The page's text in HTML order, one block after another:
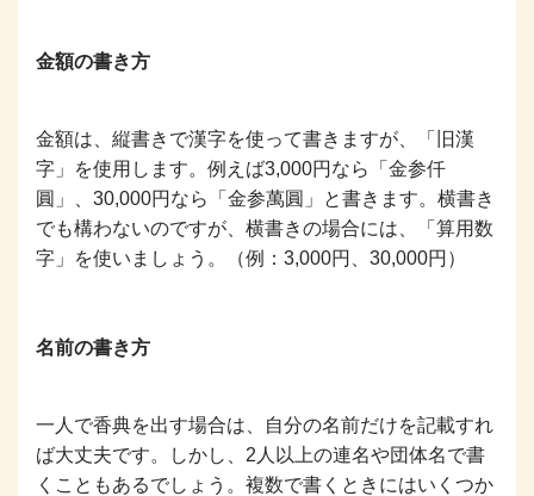
金額の書き方
金額は、縦書きで漢字を使って書きますが、「旧漢
字」を使用します。例えば3,000円なら「金参仟
圓」、30,000円なら「金参萬圓」と書きます。横書き
でも構わないのですが、横書きの場合には、「算用数
字」を使いましょう。（例：3,000円、30,000円）
名前の書き方
一人で香典を出す場合は、自分の名前だけを記載すれ
ば大丈夫です。しかし、2人以上の連名や団体名で書
くこともあるでしょう。複数で書くときにはいくつか